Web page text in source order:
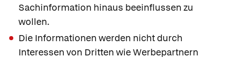
Sachinformation hinaus beeinflussen zu
wollen.
Die Informationen werden nicht durch
Interessen von Dritten wie Werbepartnern